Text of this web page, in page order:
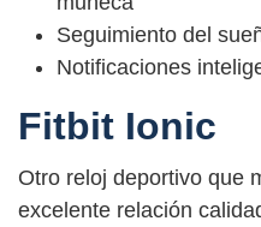
Seguimiento del
Notificaciones
Fitbit Ionic
Otro reloj deportivo que
excelente relación